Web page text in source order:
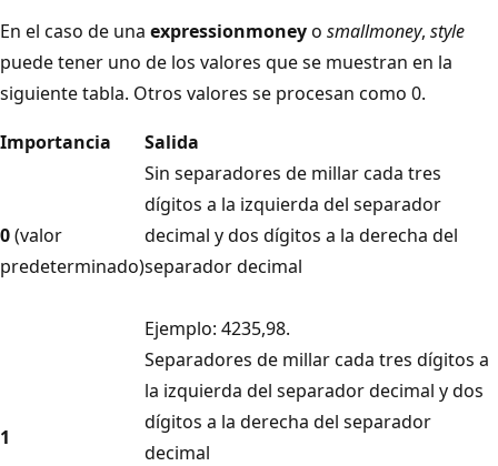
En el caso de una expressionmoneyo smallmoney, style
puede tener uno de los valores que se muestran en la
siguiente tabla. Otros valores se procesan como 0.
Importancia
Salida
0(valor
predeterminado)
Sin separadores de millar cada tres
dígitos a la izquierda del separador
decimal y dos dígitos a la derecha del
separador decimal
Ejemplo: 4235,98.
1
Separadores de millar cada tres dígitos a
la izquierda del separador decimal y dos
dígitos a la derecha del separador
decimal